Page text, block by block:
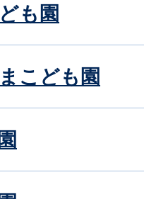
も園
こども園